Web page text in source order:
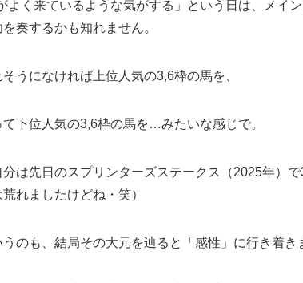
よく来ているような気がする」という日は、メイ
奏するかも知れません。
うになければ上位人気の3,6枠の馬を、
下位人気の3,6枠の馬を…みたいな感じで。
は先日のスプリンターズステークス（2025年）
れましたけどね・笑）
のも、結局その大元を辿ると「感性」に行き着き